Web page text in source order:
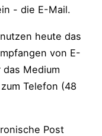
- die E-Mail.
heute das
von E-
Medium
Telefon (48
Post